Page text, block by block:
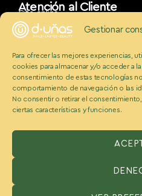
Gestionar
Para ofrecer las mejores experiencias,
cookies para almacenar y/o acceder a
consentimiento de estas tecnologías
comportamiento de navegación o las
No consentir o retirar el
ciertas características y funciones.
Atención al Cliente
Cita online
App móvil
d_uñaslovers
Bonos d-uñas
Contacto
Conócenos
Somos Ecobeauty
Conocenos
Medios
Blog